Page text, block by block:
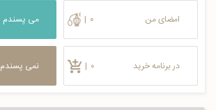
امضای من | ۰
در برنامه خرید | ۰
می پسندم
نمی پسندم